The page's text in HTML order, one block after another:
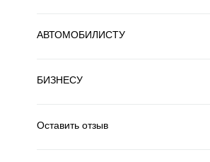
АВТОМОБИЛИСТУ
БИЗНЕСУ
Оставить отзыв